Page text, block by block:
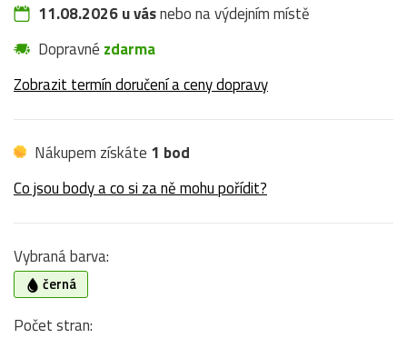
11.08.2026 u vásnebo na výdejním místě
Dopravné zdarma
Zobrazit termín doručení a ceny dopravy
Nákupem získáte 1 bod
Co jsou body a co si za ně mohu pořídit?
Vybraná barva:
černá
Počet stran: